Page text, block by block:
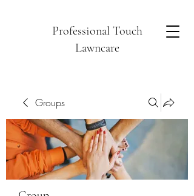
Professional Touch
Lawncare
Groups